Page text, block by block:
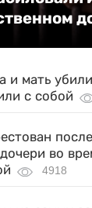
и мать
с собой
во
4918